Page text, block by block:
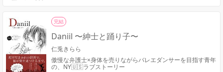
完結
Daniil 〜紳士と踊り子〜
仁兎きらら
傲慢な弁護士×身体を売りながらバレエダンサーを目指す青年
の、NY🇺🇸ラブストーリー